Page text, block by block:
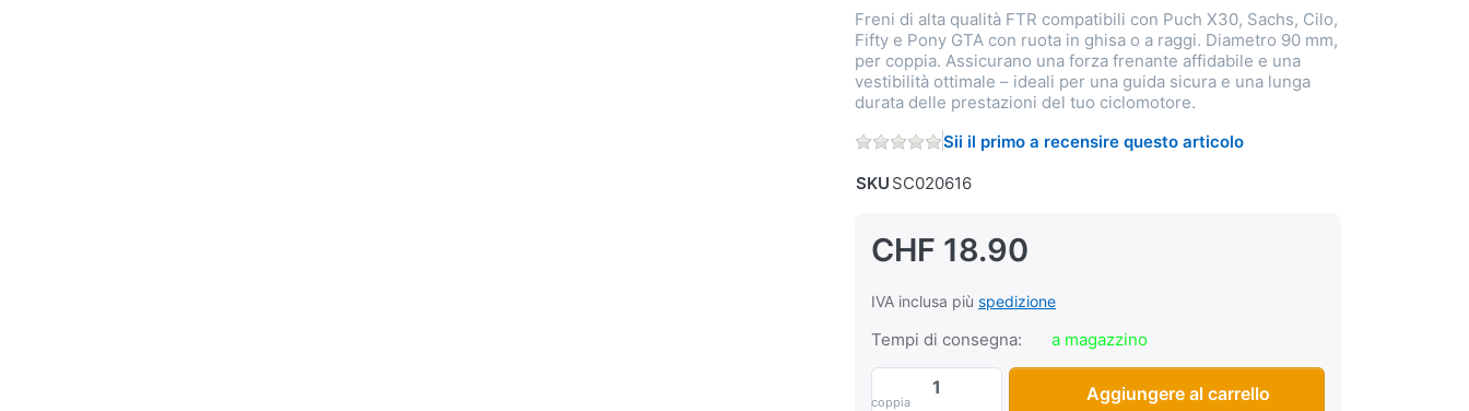
Freni di alta qualità FTR compatibili con Puch X30, Sachs, Cilo,
Fifty e Pony GTA con ruota in ghisa o a raggi. Diametro 90 mm,
per coppia. Assicurano una forza frenante affidabile e una
vestibilità ottimale – ideali per una guida sicura e una lunga
durata delle prestazioni del tuo ciclomotore.
Sii il primo a recensire questo articolo
SKU SC020616
CHF 18.90
IVA inclusa più spedizione
Tempi di consegna: a magazzino
coppia
Freni a tamburo FTR Puch X30, Sachs, Cilo, Fifty, Pony
Aggiungere al carrello